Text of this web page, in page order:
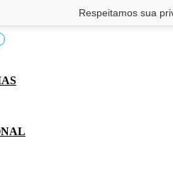
Respeitamos sua